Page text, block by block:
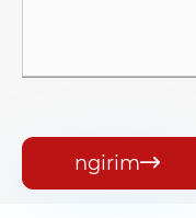
ngirim